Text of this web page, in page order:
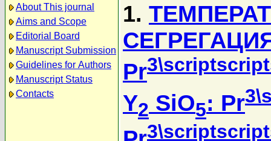
About This journal
Aims and Scope
Editorial Board
Manuscript Submission
Guidelines for Authors
Manuscript Status
Contacts
1.
Pr
Y2 SiO5: Pr